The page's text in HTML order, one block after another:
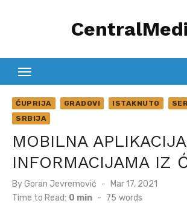
ĆUPRIJA GRADOVI ISTAKNUTO
SRBIJA
MOBILNA
INFORMACIJAMA IZ
ByGoran Jevremović
Posted
on
Mar 17, 2021
Time to Read: 0 min - 75 words